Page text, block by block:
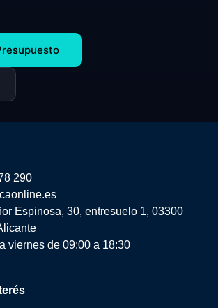
290
Espinosa, 30, entresuelo 1, 03300
viernes de 09:00 a 18:30